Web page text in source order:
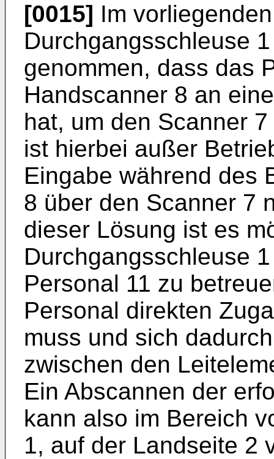
[0015] Im
Durchgangsschleuse
genommen, dass das
Handscanner 8 an
hat, um den Scanner
ist hierbei außer
Eingabe während des
8 über den Scanner 7
dieser Lösung ist es
Durchgangsschleuse
Personal 11 zu
Personal direkten
muss und sich
zwischen den
Ein Abscannen der
kann also im Bereich
1, auf der Landseite 2